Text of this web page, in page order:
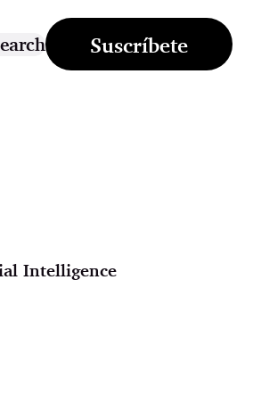
Suscríbete
Intelligence